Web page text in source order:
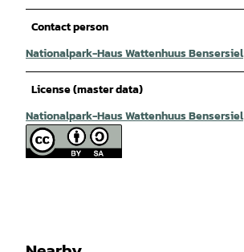
Contact person
Nationalpark-Haus Wattenhuus Bensersiel
License (master data)
Nationalpark-Haus Wattenhuus Bensersiel